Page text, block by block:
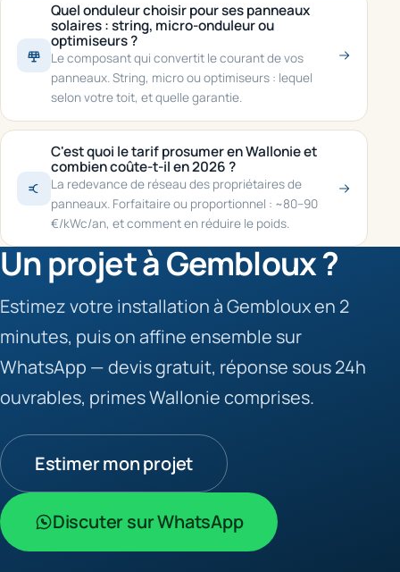
Quel onduleur choisir pour ses panneaux
solaires : string, micro-onduleur ou
optimiseurs ?
Le composant qui convertit le courant de vos
panneaux. String, micro ou optimiseurs : lequel
selon votre toit, et quelle garantie.
C'est quoi le tarif prosumer en Wallonie et
combien coûte-t-il en 2026 ?
La redevance de réseau des propriétaires de
panneaux. Forfaitaire ou proportionnel : ~80–90
€/kWc/an, et comment en réduire le poids.
Un projet à Gembloux ?
Estimez votre installation à Gembloux en 2
minutes, puis on affine ensemble sur
WhatsApp — devis gratuit, réponse sous 24h
ouvrables, primes Wallonie comprises.
Estimer mon projet
Discuter sur WhatsApp